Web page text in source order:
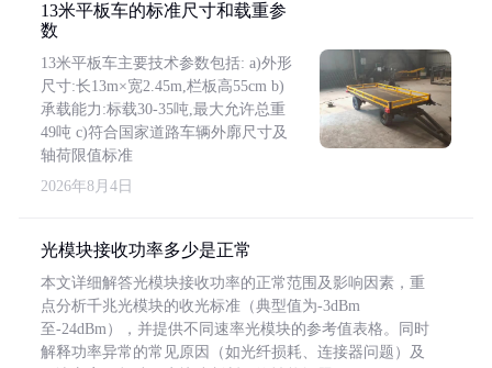
13米平板车的标准尺寸和载重参
数
13米平板车主要技术参数包括: a)外形
尺寸:长13m×宽2.45m,栏板高55cm b)
承载能力:标载30-35吨,最大允许总重
49吨 c)符合国家道路车辆外廓尺寸及
轴荷限值标准
2026年8月4日
光模块接收功率多少是正常
本文详细解答光模块接收功率的正常范围及影响因素，重
点分析千兆光模块的收光标准（典型值为-3dBm
至-24dBm），并提供不同速率光模块的参考值表格。同时
解释功率异常的常见原因（如光纤损耗、连接器问题）及